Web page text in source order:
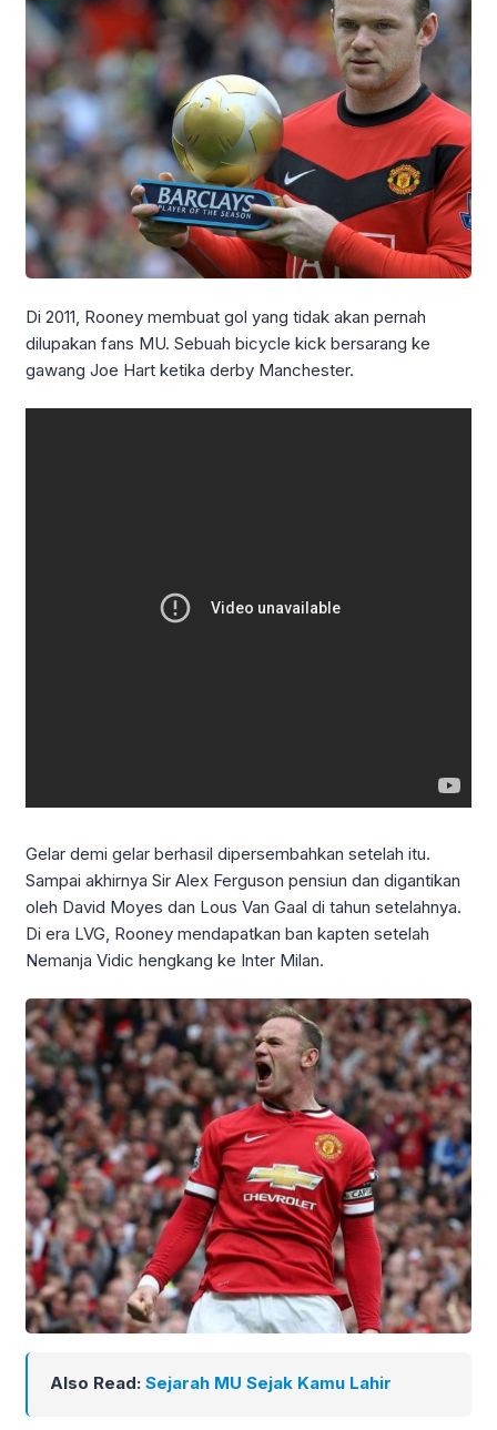
Di 2011, Rooney membuat gol yang tidak akan pernah
dilupakan fans MU. Sebuah bicycle kick bersarang ke
gawang Joe Hart ketika derby Manchester.
Gelar demi gelar berhasil dipersembahkan setelah itu.
Sampai akhirnya Sir Alex Ferguson pensiun dan digantikan
oleh David Moyes dan Lous Van Gaal di tahun setelahnya.
Di era LVG, Rooney mendapatkan ban kapten setelah
Nemanja Vidic hengkang ke Inter Milan.
Also Read: Sejarah MU Sejak Kamu Lahir